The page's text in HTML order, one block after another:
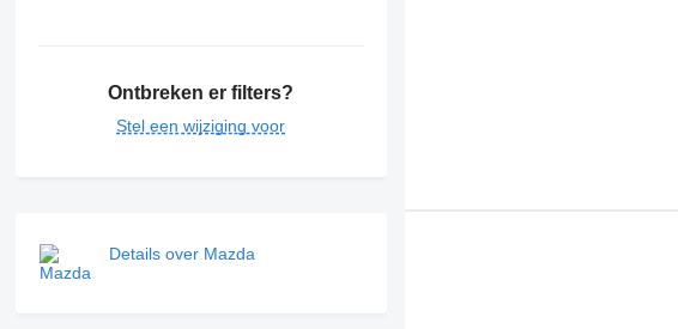
Ontbreken er filters?
Stel een wijziging voor
Details over Mazda